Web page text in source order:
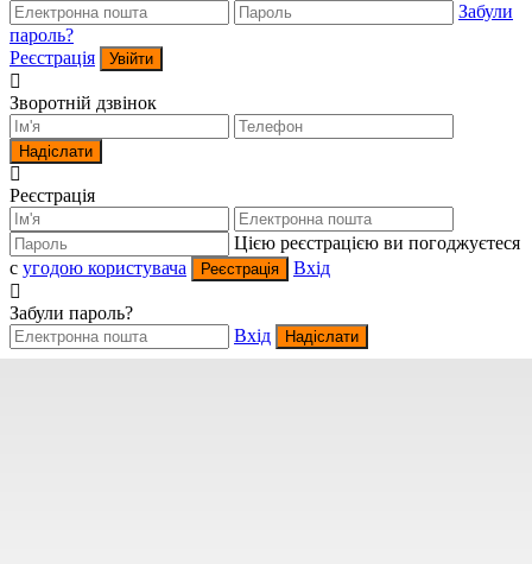
Забули
пароль?
Реєстрація
Увійти
Зворотній дзвінок
Надіслати
Реєстрація
Цією реєстрацією ви погоджуєтеся
c угодою користувача Реєстрація Вхід
Забули пароль?
Вхід
Надіслати